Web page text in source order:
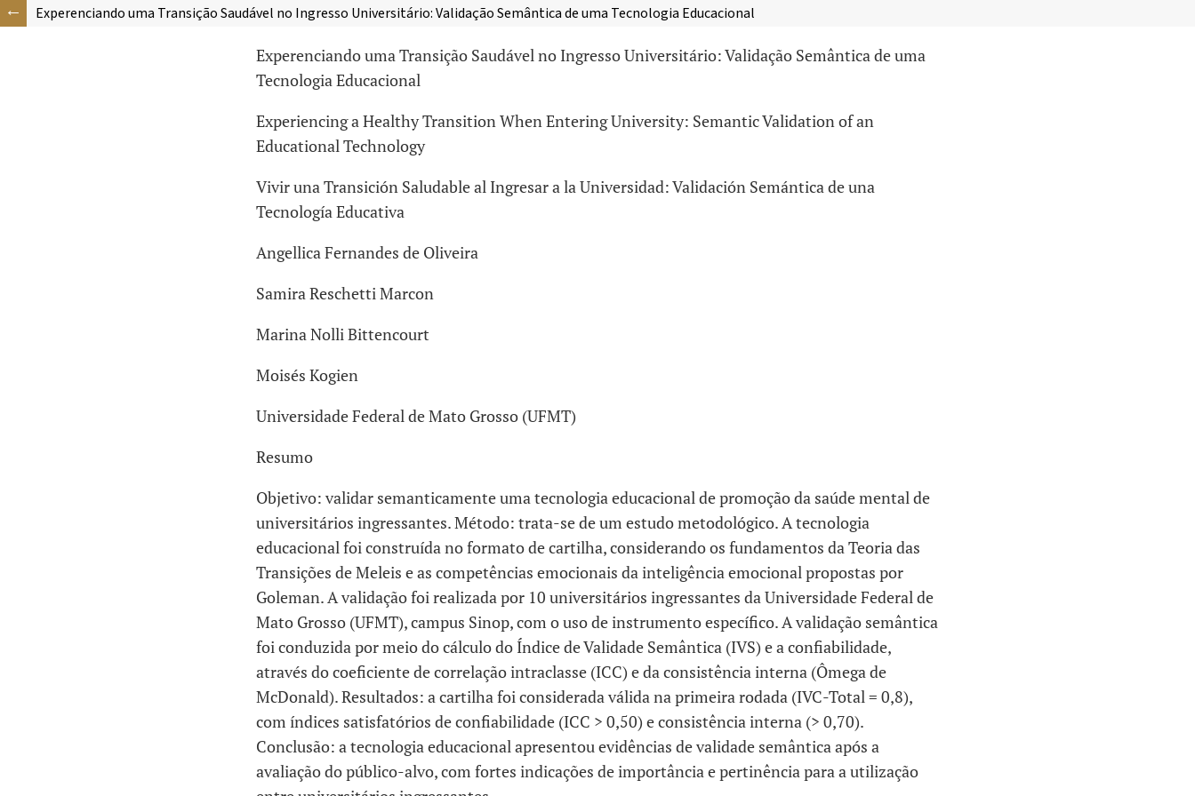
Experenciando uma Transição Saudável no Ingresso Universitário: Validação Semântica de uma Tecnologia Educacional